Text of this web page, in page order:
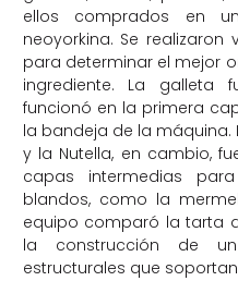
ellos comprados en
neoyorkina. Se
para determinar el mejor
ingrediente. La galleta
funcionó en la primera
la bandeja de la
y la Nutella, en cambio,
capas intermedias
blandos, como la
equipo comparó la tarta
la construcción de
estructurales que